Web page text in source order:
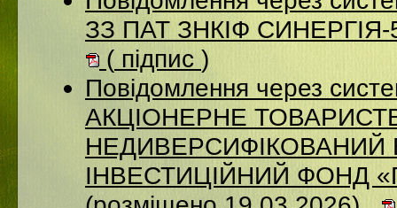
ЗЗ ПАТ ЗНКІФ СИНЕРГІЯ-
( підпис )
Повідомлення через
АКЦІОНЕРНЕ
ІНВЕСТИЦІЙНИЙ ФОНД